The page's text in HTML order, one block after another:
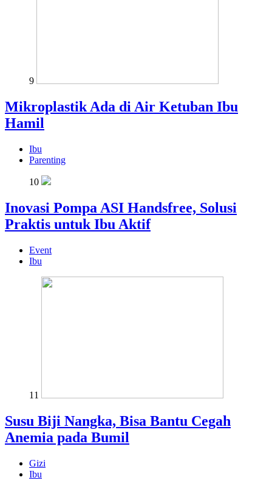
9
Mikroplastik Ada di Air Ketuban Ibu
Hamil
Ibu
Parenting
10
Inovasi Pompa ASI Handsfree, Solusi
Praktis untuk Ibu Aktif
Event
Ibu
11
Susu Biji Nangka, Bisa Bantu Cegah
Anemia pada Bumil
Gizi
Ibu